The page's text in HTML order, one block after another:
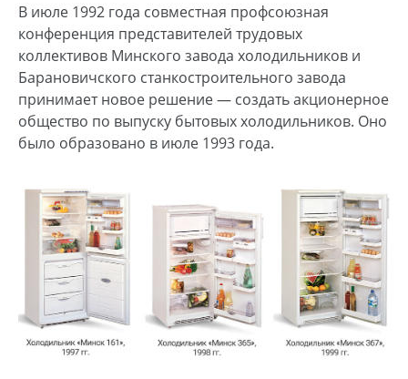
В июле 1992 года совместная профсоюзная
конференция представителей трудовых
коллективов Минского завода холодильников и
Барановичского станкостроительного завода
принимает новое решение — создать акционерное
общество по выпуску бытовых холодильников. Оно
было образовано в июле 1993 года.